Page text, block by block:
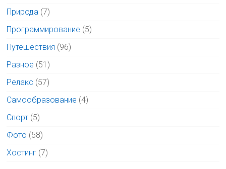
Природа (7)
Программирование (5)
Путешествия (96)
Разное (51)
Релакс (57)
Самообразование (4)
Спорт (5)
Фото (58)
Хостинг (7)